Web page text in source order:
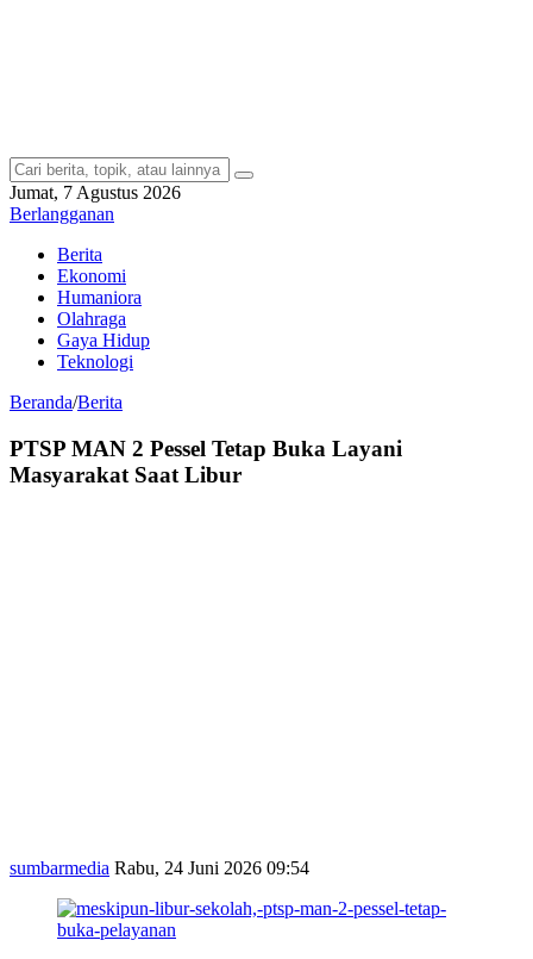
Jumat, 7 Agustus 2026
Berlangganan
Berita
Ekonomi
Humaniora
Olahraga
Gaya Hidup
Teknologi
Beranda/Berita
PTSP MAN 2 Pessel Tetap Buka Layani
Masyarakat Saat Libur
sumbarmedia Rabu, 24 Juni 2026 09:54